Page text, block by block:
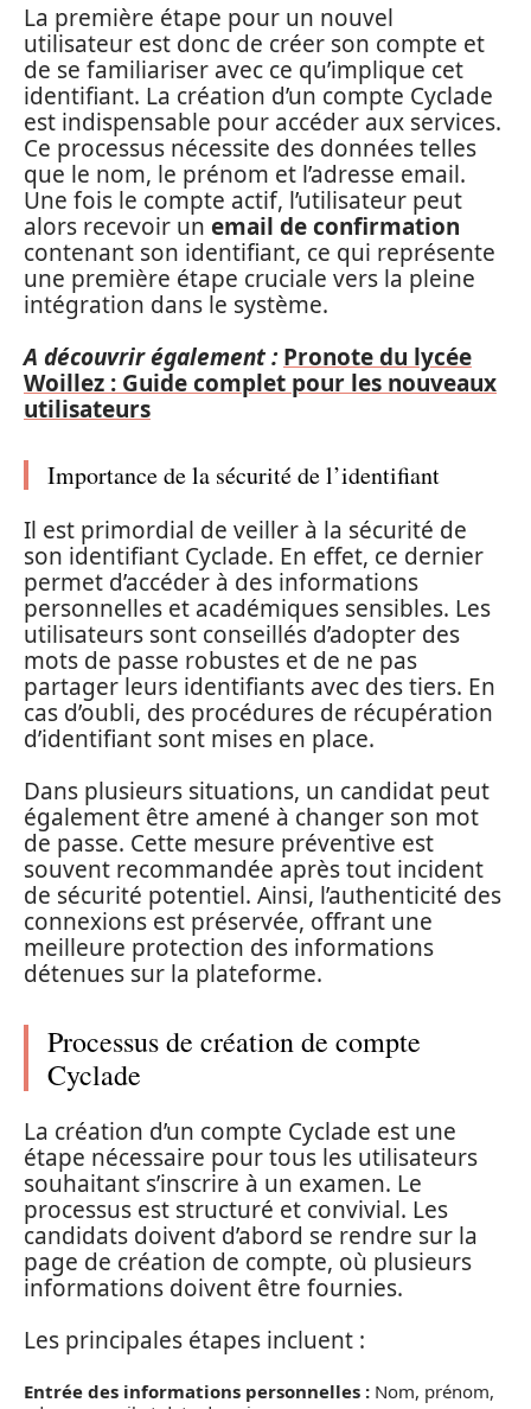
La première étape pour un nouvel
utilisateur est donc de créer son compte et
de se familiariser avec ce qu’implique cet
identifiant. La création d’un compte Cyclade
est indispensable pour accéder aux services.
Ce processus nécessite des données telles
que le nom, le prénom et l’adresse email.
Une fois le compte actif, l’utilisateur peut
alors recevoir un email de confirmation
contenant son identifiant, ce qui représente
une première étape cruciale vers la pleine
intégration dans le système.
A découvrir également : Pronote du lycée
Woillez : Guide complet pour les nouveaux
utilisateurs
Importance de la sécurité de l’identifiant
Il est primordial de veiller à la sécurité de
son identifiant Cyclade. En effet, ce dernier
permet d’accéder à des informations
personnelles et académiques sensibles. Les
utilisateurs sont conseillés d’adopter des
mots de passe robustes et de ne pas
partager leurs identifiants avec des tiers. En
cas d’oubli, des procédures de récupération
d’identifiant sont mises en place.
Dans plusieurs situations, un candidat peut
également être amené à changer son mot
de passe. Cette mesure préventive est
souvent recommandée après tout incident
de sécurité potentiel. Ainsi, l’authenticité des
connexions est préservée, offrant une
meilleure protection des informations
détenues sur la plateforme.
Processus de création de compte
Cyclade
La création d’un compte Cyclade est une
étape nécessaire pour tous les utilisateurs
souhaitant s’inscrire à un examen. Le
processus est structuré et convivial. Les
candidats doivent d’abord se rendre sur la
page de création de compte, où plusieurs
informations doivent être fournies.
Les principales étapes incluent :
Entrée des informations personnelles : Nom, prénom,